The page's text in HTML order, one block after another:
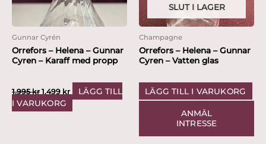
Gunnar Cyrén
Orrefors – Helena – Gunnar
Cyren – Karaff med propp
1,995kr 1,499 kr
LÄGG TILL
I VARUKORG
SLUT I LAGER
Champagne
Orrefors – Helena – Gunnar
Cyren – Vatten glas
LÄGG TILL I VARUKORG
ANMÄL
INTRESSE